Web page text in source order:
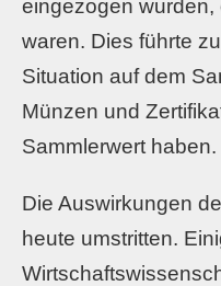
eingezogen wurden,
waren. Dies führte
Situation auf dem
Münzen und
Sammlerwert haben.
Die Auswirkungen
heute umstritten.